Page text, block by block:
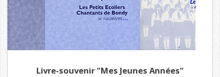
Livre-souvenir "Mes Jeunes Années"